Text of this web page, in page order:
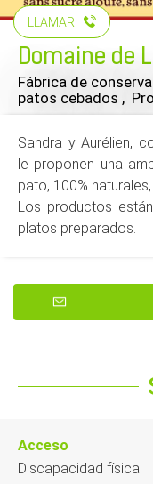
LLAMAR
Domaine de
Fábrica de
patos cebados ,
Sandra y Aurélien,
le proponen una
pato, 100%
Los productos
platos preparados.
Acceso
Discapacidad física